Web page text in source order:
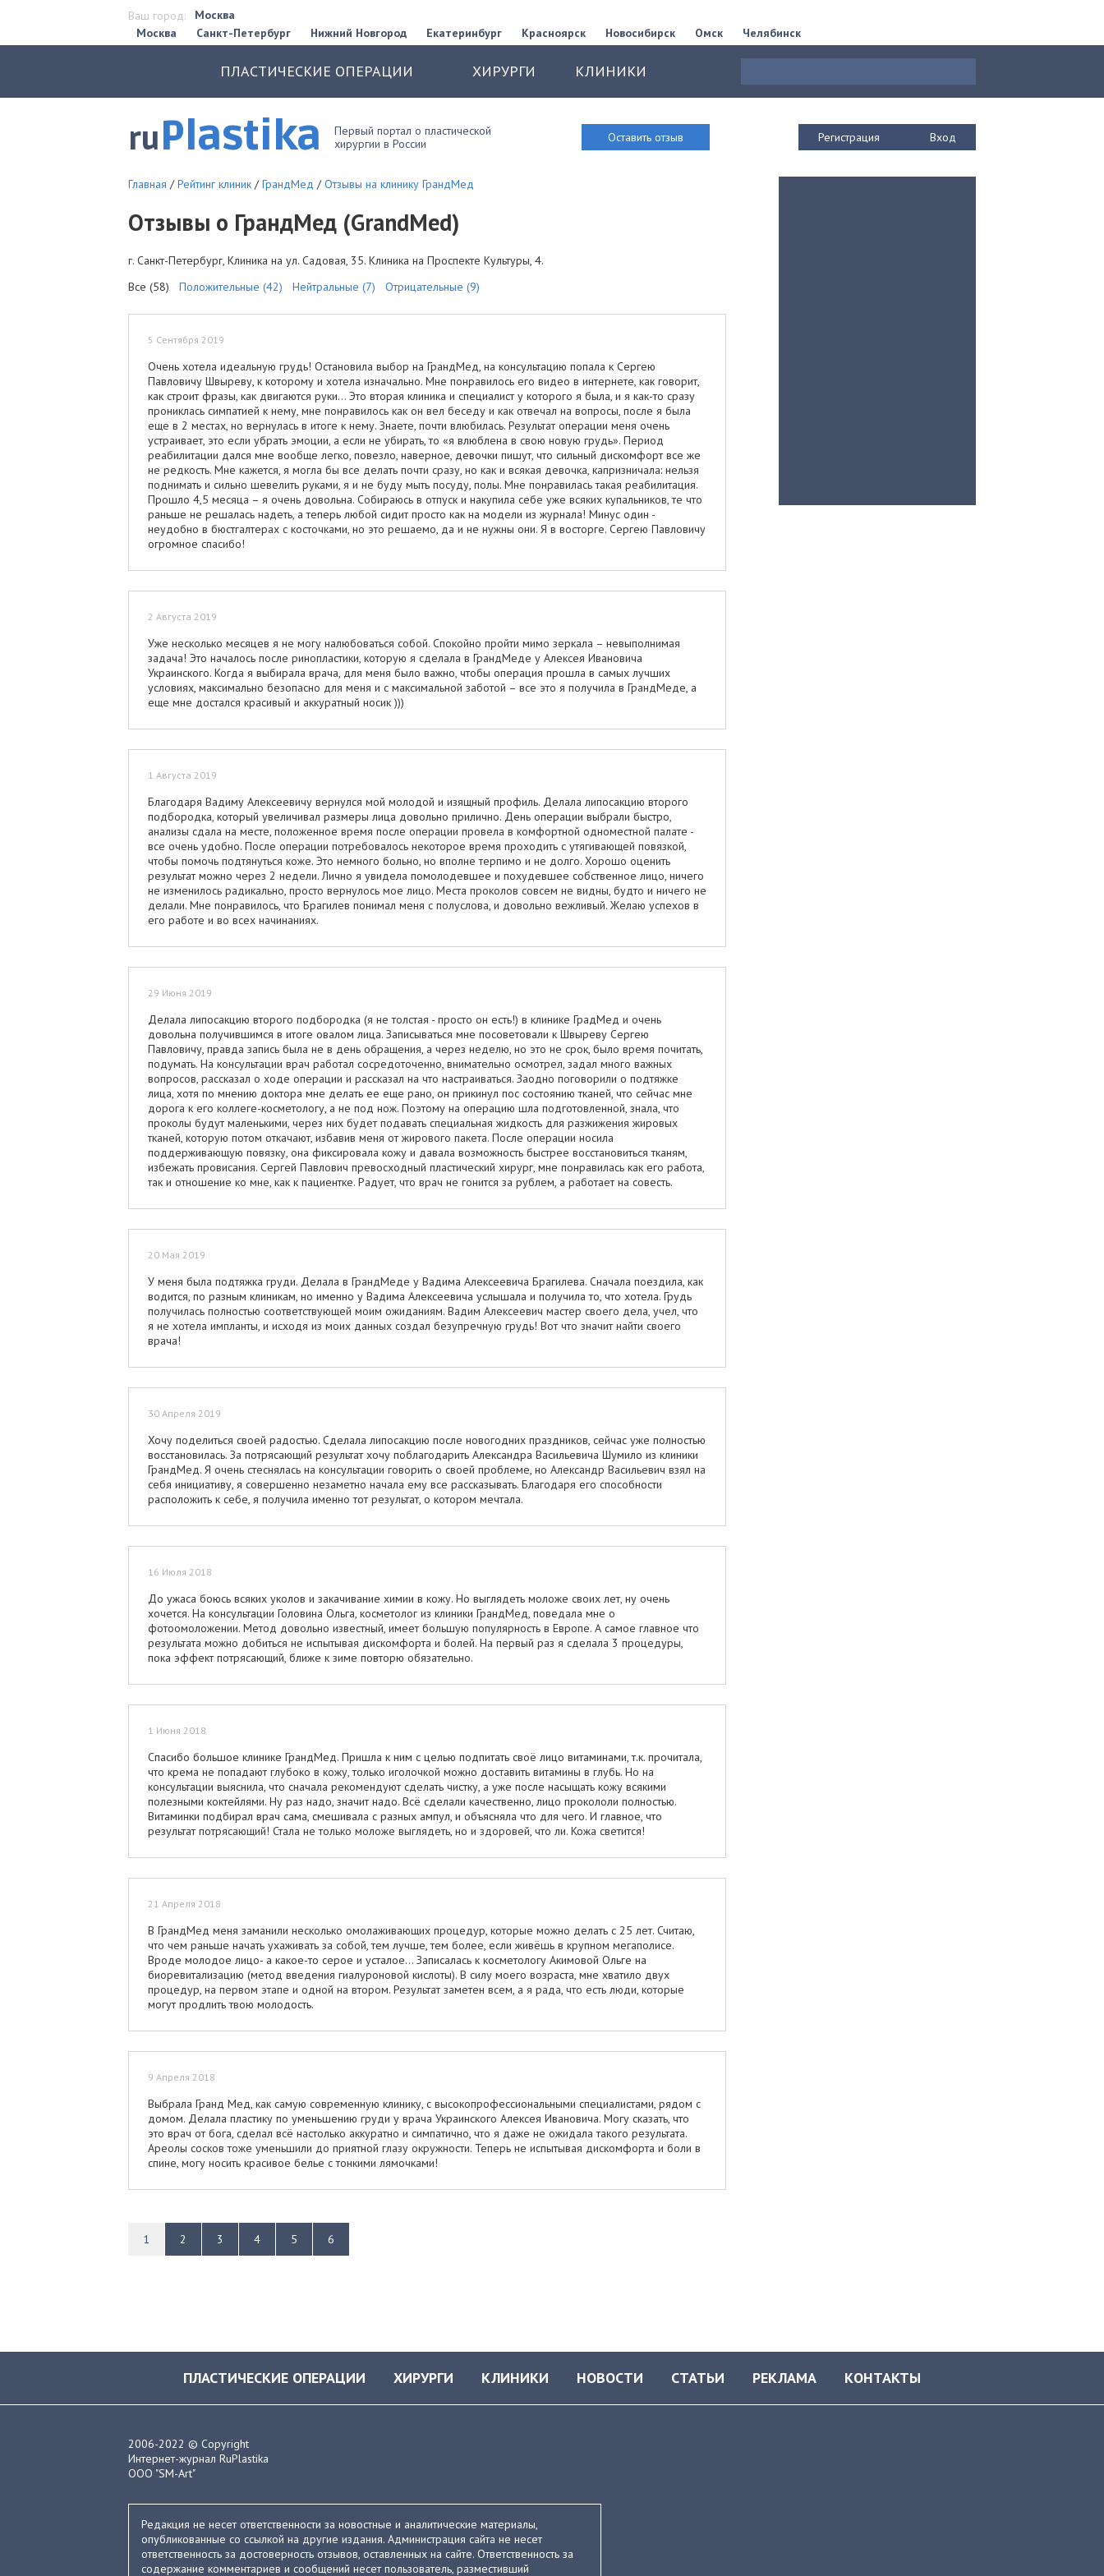
Ваш город:
Москва
Москва
Санкт-Петербург Нижний Новгород Екатеринбург Красноярск Новосибирск Омск Челябинск
ПЛАСТИЧЕСКИЕ ОПЕРАЦИИ ХИРУРГИ КЛИНИКИ
ruPlastika
Первый портал о пластической
хирургии в России
Оставить отзыв Регистрация Вход
Главная / Рейтинг клиник / ГрандМед / Отзывы на клинику ГрандМед
Отзывы о ГрандМед (GrandMed)
г. Санкт-Петербург, Клиника на ул. Садовая, 35. Клиника на Проспекте Культуры, 4.
Все (58) Положительные (42) Нейтральные (7) Отрицательные (9)
5 Сентября 2019
Очень хотела идеальную грудь! Остановила выбор на ГрандМед, на консультацию попала к Сергею
Павловичу Швыреву, к которому и хотела изначально. Мне понравилось его видео в интернете, как говорит,
как строит фразы, как двигаются руки… Это вторая клиника и специалист у которого я была, и я как-то сразу
прониклась симпатией к нему, мне понравилось как он вел беседу и как отвечал на вопросы, после я была
еще в 2 местах, но вернулась в итоге к нему. Знаете, почти влюбилась. Результат операции меня очень
устраивает, это если убрать эмоции, а если не убирать, то «я влюблена в свою новую грудь». Период
реабилитации дался мне вообще легко, повезло, наверное, девочки пишут, что сильный дискомфорт все же
не редкость. Мне кажется, я могла бы все делать почти сразу, но как и всякая девочка, капризничала: нельзя
поднимать и сильно шевелить руками, я и не буду мыть посуду, полы. Мне понравилась такая реабилитация.
Прошло 4,5 месяца – я очень довольна. Собираюсь в отпуск и накупила себе уже всяких купальников, те что
раньше не решалась надеть, а теперь любой сидит просто как на модели из журнала! Минус один -
неудобно в бюстгалтерах с косточками, но это решаемо, да и не нужны они. Я в восторге. Сергею Павловичу
огромное спасибо!
2 Августа 2019
Уже несколько месяцев я не могу налюбоваться собой. Спокойно пройти мимо зеркала – невыполнимая
задача! Это началось после ринопластики, которую я сделала в ГрандМеде у Алексея Ивановича
Украинского. Когда я выбирала врача, для меня было важно, чтобы операция прошла в самых лучших
условиях, максимально безопасно для меня и с максимальной заботой – все это я получила в ГрандМеде, а
еще мне достался красивый и аккуратный носик )))
1 Августа 2019
Благодаря Вадиму Алексеевичу вернулся мой молодой и изящный профиль. Делала липосакцию второго
подбородка, который увеличивал размеры лица довольно прилично. День операции выбрали быстро,
анализы сдала на месте, положенное время после операции провела в комфортной одноместной палате -
все очень удобно. После операции потребовалось некоторое время проходить с утягивающей повязкой,
чтобы помочь подтянуться коже. Это немного больно, но вполне терпимо и не долго. Хорошо оценить
результат можно через 2 недели. Лично я увидела помолодевшее и похудевшее собственное лицо, ничего
не изменилось радикально, просто вернулось мое лицо. Места проколов совсем не видны, будто и ничего не
делали. Мне понравилось, что Брагилев понимал меня с полуслова, и довольно вежливый. Желаю успехов в
его работе и во всех начинаниях.
29 Июня 2019
Делала липосакцию второго подбородка (я не толстая - просто он есть!) в клинике ГрадМед и очень
довольна получившимся в итоге овалом лица. Записываться мне посоветовали к Швыреву Сергею
Павловичу, правда запись была не в день обращения, а через неделю, но это не срок, было время почитать,
подумать. На консультации врач работал сосредоточенно, внимательно осмотрел, задал много важных
вопросов, рассказал о ходе операции и рассказал на что настраиваться. Заодно поговорили о подтяжке
лица, хотя по мнению доктора мне делать ее еще рано, он прикинул пос состоянию тканей, что сейчас мне
дорога к его коллеге-косметологу, а не под нож. Поэтому на операцию шла подготовленной, знала, что
проколы будут маленькими, через них будет подавать специальная жидкость для разжижения жировых
тканей, которую потом откачают, избавив меня от жирового пакета. После операции носила
поддерживающую повязку, она фиксировала кожу и давала возможность быстрее восстановиться тканям,
избежать провисания. Сергей Павлович превосходный пластический хирург, мне понравилась как его работа,
так и отношение ко мне, как к пациентке. Радует, что врач не гонится за рублем, а работает на совесть.
20 Мая 2019
У меня была подтяжка груди. Делала в ГрандМеде у Вадима Алексеевича Брагилева. Сначала поездила, как
водится, по разным клиникам, но именно у Вадима Алексеевича услышала и получила то, что хотела. Грудь
получилась полностью соответствующей моим ожиданиям. Вадим Алексеевич мастер своего дела, учел, что
я не хотела импланты, и исходя из моих данных создал безупречную грудь! Вот что значит найти своего
врача!
30 Апреля 2019
Хочу поделиться своей радостью. Сделала липосакцию после новогодних праздников, сейчас уже полностью
восстановилась. За потрясающий результат хочу поблагодарить Александра Васильевича Шумило из клиники
ГрандМед. Я очень стеснялась на консультации говорить о своей проблеме, но Александр Васильевич взял на
себя инициативу, я совершенно незаметно начала ему все рассказывать. Благодаря его способности
расположить к себе, я получила именно тот результат, о котором мечтала.
16 Июля 2018
До ужаса боюсь всяких уколов и закачивание химии в кожу. Но выглядеть моложе своих лет, ну очень
хочется. На консультации Головина Ольга, косметолог из клиники ГрандМед, поведала мне о
фотоомоложении. Метод довольно известный, имеет большую популярность в Европе. А самое главное что
результата можно добиться не испытывая дискомфорта и болей. На первый раз я сделала 3 процедуры,
пока эффект потрясающий, ближе к зиме повторю обязательно.
1 Июня 2018
Спасибо большое клинике ГрандМед. Пришла к ним с целью подпитать своё лицо витаминами, т.к. прочитала,
что крема не попадают глубоко в кожу, только иголочкой можно доставить витамины в глубь. Но на
консультации выяснила, что сначала рекомендуют сделать чистку, а уже после насыщать кожу всякими
полезными коктейлями. Ну раз надо, значит надо. Всё сделали качественно, лицо прокололи полностью.
Витаминки подбирал врач сама, смешивала с разных ампул, и объясняла что для чего. И главное, что
результат потрясающий! Стала не только моложе выглядеть, но и здоровей, что ли. Кожа светится!
21 Апреля 2018
В ГрандМед меня заманили несколько омолаживающих процедур, которые можно делать с 25 лет. Считаю,
что чем раньше начать ухаживать за собой, тем лучше, тем более, если живёшь в крупном мегаполисе.
Вроде молодое лицо- а какое-то серое и усталое… Записалась к косметологу Акимовой Ольге на
биоревитализацию (метод введения гиалуроновой кислоты). В силу моего возраста, мне хватило двух
процедур, на первом этапе и одной на втором. Результат заметен всем, а я рада, что есть люди, которые
могут продлить твою молодость.
9 Апреля 2018
Выбрала Гранд Мед, как самую современную клинику, с высокопрофессиональными специалистами, рядом с
домом. Делала пластику по уменьшению груди у врача Украинского Алексея Ивановича. Могу сказать, что
это врач от бога, сделал всё настолько аккуратно и симпатично, что я даже не ожидала такого результата.
Ареолы сосков тоже уменьшили до приятной глазу окружности. Теперь не испытывая дискомфорта и боли в
спине, могу носить красивое белье с тонкими лямочками!
1 2 3 4 5 6
ПЛАСТИЧЕСКИЕ ОПЕРАЦИИ ХИРУРГИ КЛИНИКИ НОВОСТИ СТАТЬИ РЕКЛАМА КОНТАКТЫ
2006-2022 © Copyright
Интернет-журнал RuPlastika
ООО "SM-Art"
Редакция не несет ответственности за новостные и аналитические материалы,
опубликованные со ссылкой на другие издания. Администрация сайта не несет
ответственность за достоверность отзывов, оставленных на сайте. Ответственность за
содержание комментариев и сообщений несет пользователь, разместивший